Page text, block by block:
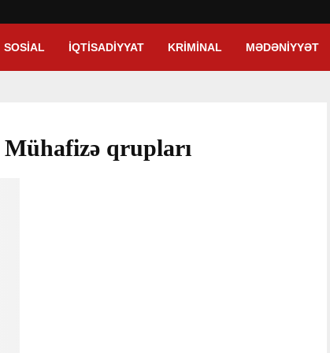
SOSIAL İQTISADIYYAT KRIMINAL MƏDƏNIYYƏT
qrupları